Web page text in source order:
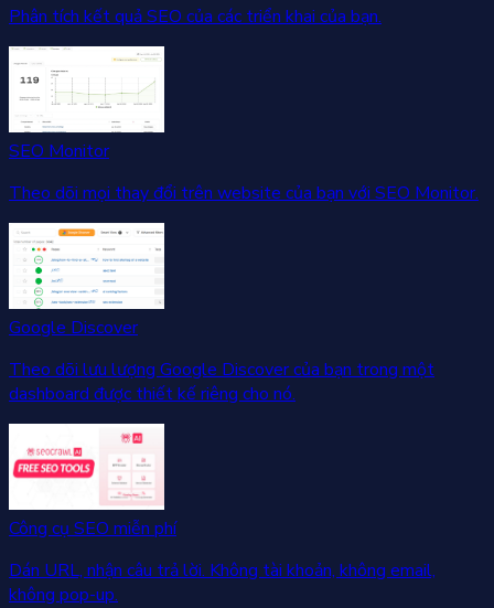
Phân tích kết quả SEO của các triển khai của bạn.
SEO Monitor
Theo dõi mọi thay đổi trên website của bạn với SEO Monitor.
Google Discover
Theo dõi lưu lượng Google Discover của bạn trong một
dashboard được thiết kế riêng cho nó.
Công cụ SEO miễn phí
Dán URL, nhận câu trả lời. Không tài khoản, không email,
không pop-up.